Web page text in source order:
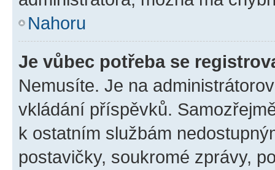
Nahoru
Je vůbec potřeba se
Nemusíte. Je na
vkládání příspěvků.
k ostatním službám
postavičky, soukromé zprávy,